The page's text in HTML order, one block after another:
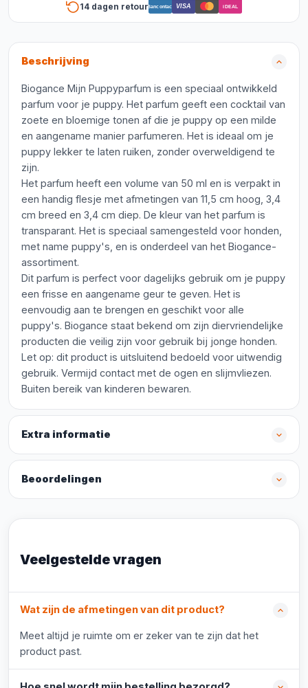
14 dagen retourBancontact VISA iDEAL
Beschrijving
Biogance Mijn Puppyparfum is een speciaal ontwikkeld
parfum voor je puppy. Het parfum geeft een cocktail van
zoete en bloemige tonen af die je puppy op een milde
en aangename manier parfumeren. Het is ideaal om je
puppy lekker te laten ruiken, zonder overweldigend te
zijn.
Het parfum heeft een volume van 50 ml en is verpakt in
een handig flesje met afmetingen van 11,5 cm hoog, 3,4
cm breed en 3,4 cm diep. De kleur van het parfum is
transparant. Het is speciaal samengesteld voor honden,
met name puppy's, en is onderdeel van het Biogance-
assortiment.
Dit parfum is perfect voor dagelijks gebruik om je puppy
een frisse en aangename geur te geven. Het is
eenvoudig aan te brengen en geschikt voor alle
puppy's. Biogance staat bekend om zijn diervriendelijke
producten die veilig zijn voor gebruik bij jonge honden.
Let op: dit product is uitsluitend bedoeld voor uitwendig
gebruik. Vermijd contact met de ogen en slijmvliezen.
Buiten bereik van kinderen bewaren.
Extra informatie
Beoordelingen
Veelgestelde vragen
Wat zijn de afmetingen van dit product?
Meet altijd je ruimte om er zeker van te zijn dat het
product past.